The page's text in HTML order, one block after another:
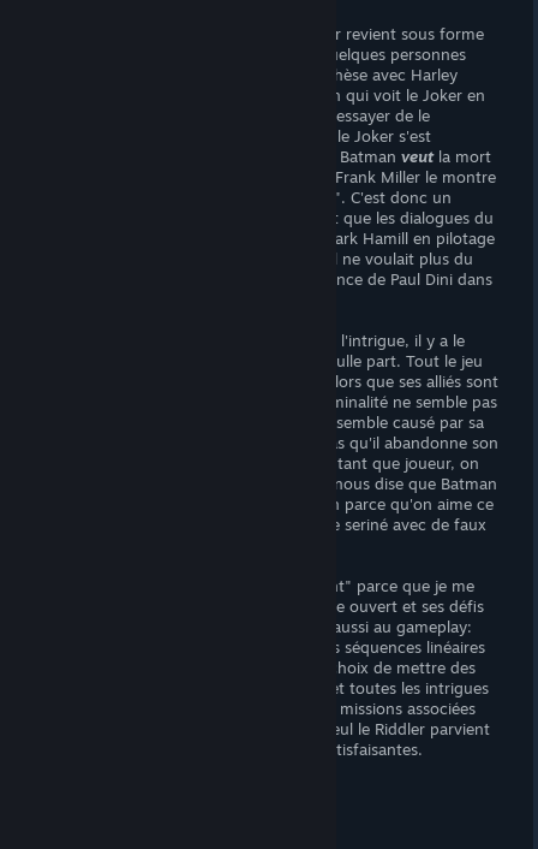
Pour enfoncer le clou du pathos, le Joker revient sous forme
de contamination mentale qui infecte quelques personnes
(c'est idiot mais donne lieu à une parenthèse avec Harley
Quinn plutôt divertissante), dont Batman qui voit le Joker en
hallucination tout du long de l'histoire à essayer de le
culpabiliser de l'avoir tué. C'est absurde: le Joker s'est
condamné tout seul, et dans les comics, Batmanveutla mort
le tuer, Frank Miller le montre
très bien dans "The Dark Knight Returns". C'est donc un
contresens, tombant d'autant plus à plat que les dialogues du
Joker sont fades et interprétés par un Mark Hamill en pilotage
automatique qui avait déjà annoncé qu'il ne voulait plus du
rôle, et qui a dû être démotivé par l'absence de Paul Dini dans
Enfin, pour parachever les problèmes de l'intrigue, il y a le
départ de Batman, qui lui aussi sort de nulle part. Tout le jeu
montre Batman comme un surhomme alors que ses alliés sont
au mieux inutiles et au pire nocifs, la criminalité ne semble pas
se calmer, aucun problème de la ville ne semble causé par sa
présence, et la situation finale n'exige pas qu'il abandonne son
rôle: c'est donc incompréhensible, et en tant que joueur, on
n'achète pas un jeu Batman pour qu'on nous dise que Batman
doit raccrocher, on joue à un jeu Batman parce qu'on aime ce
héros et son univers, on ne veut pas être seriné avec de faux
Je recommande "Batman: Arkham Knight" parce que je me
suis énormément amusé avec son monde ouvert et ses défis
bonus, mais l'échec de la narration nuit aussi au gameplay:
l'histoire principale est criblée de longues séquences linéaires
et bavardes rigides comme des QTE, le choix de mettre des
militaires partout (!) dénature l'univers, et toutes les intrigues
secondaires sont expédiées alors que les missions associées
sont de loin les plus plaisantes à jouer, seul le Riddler parvient
à garder une présence et une écriture satisfaisantes.